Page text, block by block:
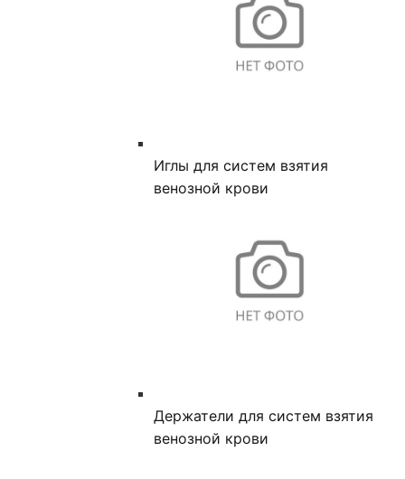
Иглы для систем взятия
венозной крови
Держатели для систем взятия
венозной крови